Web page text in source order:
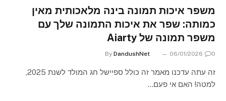
משפר איכות תמונה בינה מלאכותית מאין
כמותה: שפר את איכות התמונה שלך עם
משפר תמונה של Aiarty
By DandushNet 06/01/2026 0
למטה! האם אי פעם…